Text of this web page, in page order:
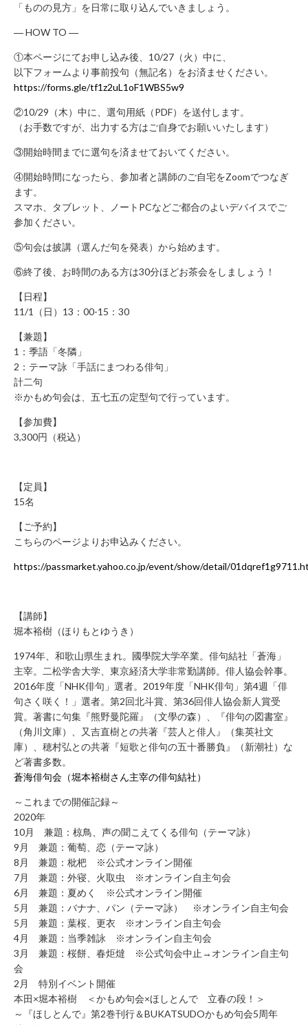
「ものの見方」を日常に取り込んでいきましょう。
― HOW TO ―
①本ページにてお申し込み後、10/27（火）中に、
以下フォームより事前投句（無記名）をお済ませください。
https://forms.gle/tf1z2uL1oF1WBS5w9
②10/29（木）中に、選句用紙（PDF）を送付します。
（お手数ですが、出力する方はご自身でお願いいたします）
③開始時間までに選句を済ませておいてください。
④開始時間になったら、参加者と講師のご自宅をZoomでつなぎ
ます。
スマホ、タブレット、ノートPCなどご都合のよいデバイスでご
参加ください。
⑤句会は披講（選んだ句を発表）から始めます。
⑥終了後、お時間のある方は30分ほどお茶会をしましょう！
【日程】
11/1（日）13：00-15：30
【兼題】
1：季語「冬隣」
2：テーマ詠「手話にまつわる俳句」
計二句
※かもめ句会は、五七五の定型句で行っています。
【参加費】
3,300円（税込）
【定員】
15名
【ご予約】
こちらのページよりお申込みください。
https://passmarket.yahoo.co.jp/event/show/detail/
【講師】
堀本裕樹（ほりもとゆうき）
1974年、和歌山県生まれ。國學院大学卒業。俳句結社「蒼海」
主宰。二松学舎大学、東京経済大学非常勤講師。俳人協会幹事。
2016年度「NHK俳句」選者。2019年度「NHK俳句」第4週「俳
句さく咲く！」選者。第2回北斗賞、第36回俳人協会新人賞受
賞。著書に句集『熊野曼陀羅』（文學の森）、『俳句の図書室』
（角川文庫）、又吉直樹との共著『芸人と俳人』（集英社文
庫）、穂村弘との共著『短歌と俳句の五十番勝負』（新潮社）な
ど著書多数。
蒼海俳句会（堀本裕樹さん主宰の俳句結社）
～これまでの開催記録～
2020年
10月 兼題：椋鳥、声の聞こえてくる俳句（テーマ詠）
9月 兼題：葡萄、恋（テーマ詠）
8月 兼題：枇杷 ※公式オンライン開催
7月 兼題：外寝、火取虫 ※オンライン自主句会
6月 兼題：夏めく ※公式オンライン開催
5月 兼題：バナナ、パン（テーマ詠） ※オンライン自主句会
5月 兼題：葉桜、更衣 ※オンライン自主句会
4月 兼題：当季雑詠 ※オンライン自主句会
3月 兼題：桜餅、春炬燵 ※公式句会中止→オンライン自主句
会
2月 特別イベント開催
本田×堀本裕樹 ＜かもめ句会×ほしとんで 立春の段！＞
～『ほしとんで』第2巻刊行＆BUKATSUDOかもめ句会5周年
21：
利
用
関
る
お
問
い
合
せ
新
の
方
会
員
登
録
済
み
の
材
の
依
お
合
わ
せ
デ
ィ
ア
お
問
い
合
わ
せ
ォ
ー
ム
お
電
話
で
の
お
問
い